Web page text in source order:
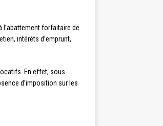
l’abattement forfaitaire de
intérêts d’emprunt,
En effet, sous
d’imposition sur les